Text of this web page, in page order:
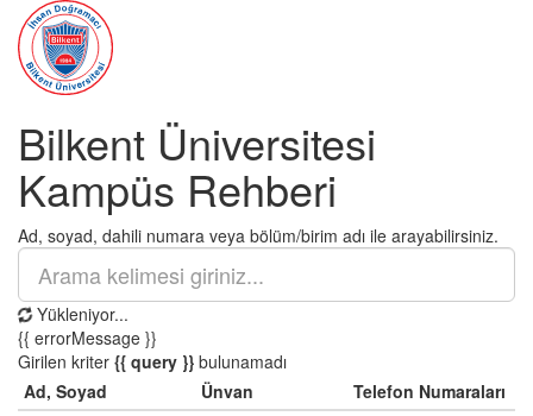
Bilkent Üniversitesi
Kampüs Rehberi
Ad, soyad, dahili numara veya bölüm/birim adı ile arayabilirsiniz.
Yükleniyor...
{{ errorMessage }}
Girilen kriter {{ query }} bulunamadı
Ad, Soyad
Ünvan
Telefon Numaraları